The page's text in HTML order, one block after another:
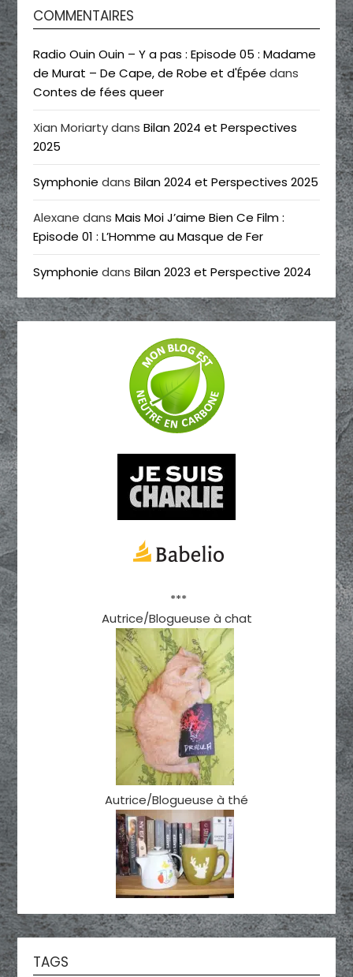
COMMENTAIRES
Radio Ouin Ouin – Y a pas : Episode 05 : Madame
de Murat – De Cape, de Robe et d'Épée dans
Contes de fées queer
Xian MoriartydansBilan 2024 et Perspectives
2025
Symphonie dansBilan 2024 et Perspectives 2025
Alexane dansMais Moi J’aime Bien Ce Film :
Episode 01 : L’Homme au Masque de Fer
Symphonie dansBilan 2023 et Perspective 2024
***
Autrice/Blogueuse à chat
Autrice/Blogueuse à thé
TAGS